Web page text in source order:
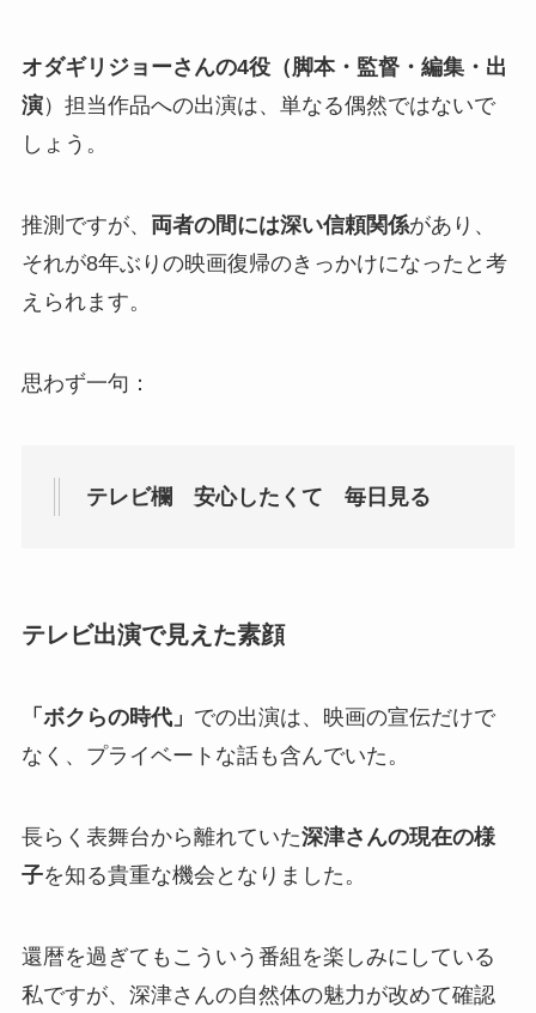
オダギリジョーさんの4役（脚本・監督・編集・出
演）担当作品への出演は、単なる偶然ではないで
しょう。
推測ですが、 両者の間には深い信頼関係があり、
それが8年ぶりの映画復帰のきっかけになったと考
えられます。
思わず一句：
テレビ欄 安心したくて 毎日見る
テレビ出演で見えた素顔
「ボクらの時代」 での出演は、映画の宣伝だけで
なく、プライベートな話も含んでいた。
長らく表舞台から離れていた深津さんの現在の様
子を知る貴重な機会となりました。
還暦を過ぎてもこういう番組を楽しみにしている
私ですが、深津さんの自然体の魅力が改めて確認